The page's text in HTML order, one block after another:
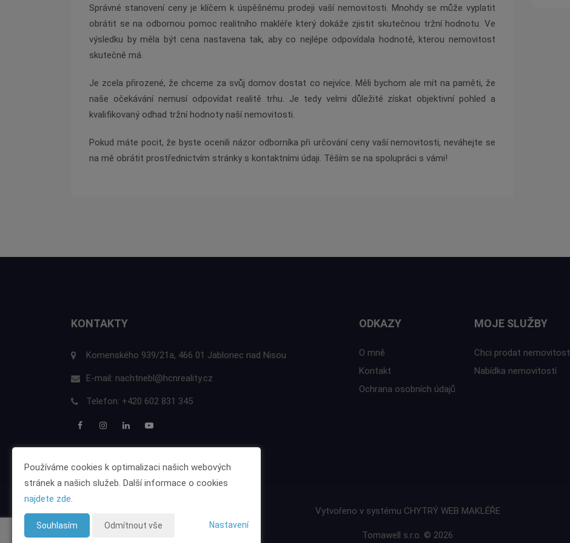
Správné stanovení ceny je klíčem k úspěšnému prodeji vaší nemovitosti. Mnohdy se může vyplatit
obrátit se na odbornou pomoc realitního makléře který dokáže zjistit skutečnou tržní hodnotu. Ve
výsledku by měla být cena nastavena tak, aby co nejlépe odpovídala hodnotě, kterou nemovitost
skutečně má.
Je zcela přirozené, že chceme za svůj domov dostat co nejvíce. Měli bychom ale mít na paměti, že
naše očekávání nemusí odpovídat realitě trhu. Je tedy velmi důležité získat objektivní pohled a
kvalifikovaný odhad tržní hodnoty naší nemovitosti.
Pokud máte pocit, že byste ocenili názor odborníka při určování ceny vaší nemovitosti, neváhejte se
na mě obrátit prostřednictvím stránky s kontaktními údaji. Těším se na spolupráci s vámi!
KONTAKTY
Komenského 939/21a, 466 01 Jablonec nad Nisou
E-mail: nachtnebl@hcnreality.cz
Telefon: +420 602 831 345
ODKAZY
O mně
Kontakt
Ochrana osobních údajů
MOJE SLUŽBY
Chci prodat nemovitost
Nabídka nemovitostí
Vytvořeno v systému CHYTRÝ WEB MAKLÉŘE
Tomawell s.r.o. © 2026
Používáme cookies k optimalizaci našich webových
stránek a našich služeb. Další informace o cookies
najdete zde.
Souhlasím Odmítnout vše Nastavení